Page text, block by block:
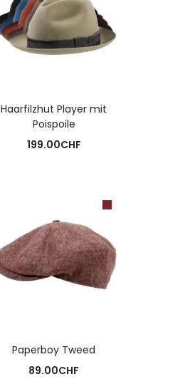
Haarfilzhut Player mit
Poispoile
199.00CHF
Paperboy Tweed
89.00CHF